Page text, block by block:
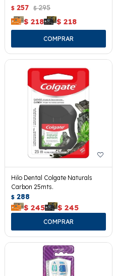
$ 257 $ 295
$ 218 $ 218
Hilo Dental Colgate Naturals
Carbon 25mts.
$ 288
$ 245 $ 245